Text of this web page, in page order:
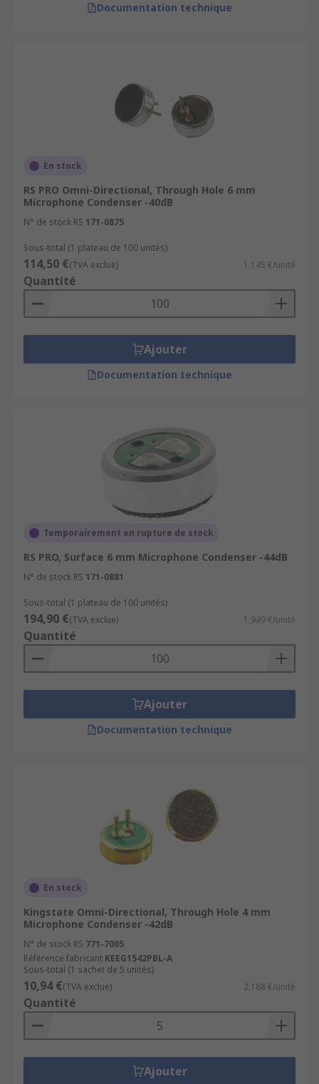
Documentation technique
En stock
RS PRO Omni-Directional, Through Hole 6 mm
Microphone Condenser -40dB
N° de stock RS 171-0875
Sous-total (1 plateau de 100 unités)
114,50 €(TVA exclue) 1,145 €/unité
Quantité
Ajouter
Documentation technique
Temporairement en rupture de stock
RS PRO, Surface 6 mm Microphone Condenser -44dB
N° de stock RS 171-0881
Sous-total (1 plateau de 100 unités)
194,90 €(TVA exclue) 1,949 €/unité
Quantité
Ajouter
Documentation technique
En stock
Kingstate Omni-Directional, Through Hole 4 mm
Microphone Condenser -42dB
N° de stock RS 771-7005
Référence fabricant KEEG1542PBL-A
Sous-total (1 sachet de 5 unités)
10,94 €(TVA exclue) 2,188 €/unité
Quantité
Ajouter